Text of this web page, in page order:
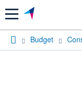
Menu
Budget